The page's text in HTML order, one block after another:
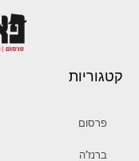
קטגוריות
פרסום
ברנז’ה